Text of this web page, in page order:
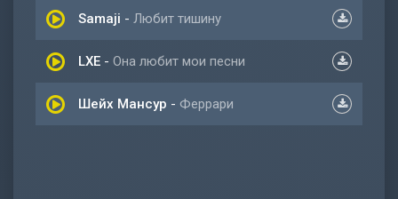
Samaji - Любит тишину
LXE - Она любит мои песни
Шейх Мансур - Феррари